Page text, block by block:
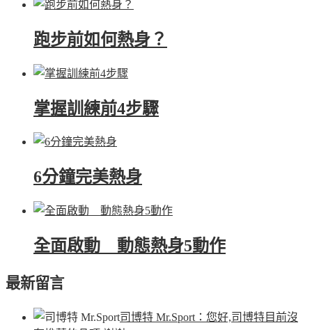
跑步前如何熱身？
掌握訓練前4步驟
6分鐘完美熱身
全面啟動 動態熱身5動作
最新留言
司博特 Mr.Sport ：您好,司博特目前沒